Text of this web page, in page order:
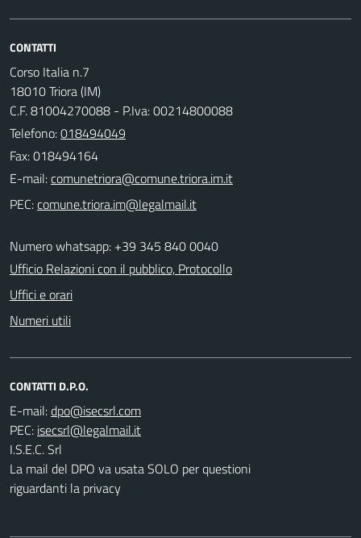
CONTATTI
Corso Italia n.7
18010 Triora (IM)
C.F. 81004270088 - P.Iva: 00214800088
Telefono:018494049
Fax: 018494164
E-mail:
PEC:
Numero whatsapp: +39 345 840 0040
Ufficio Relazioni con il pubblico, Protocollo
Uffici e orari
Numeri utili
CONTATTI D.P.O.
E-mail:
PEC:
I.S.E.C. Srl
La mail del DPO va usata SOLO per questioni
riguardanti la privacy